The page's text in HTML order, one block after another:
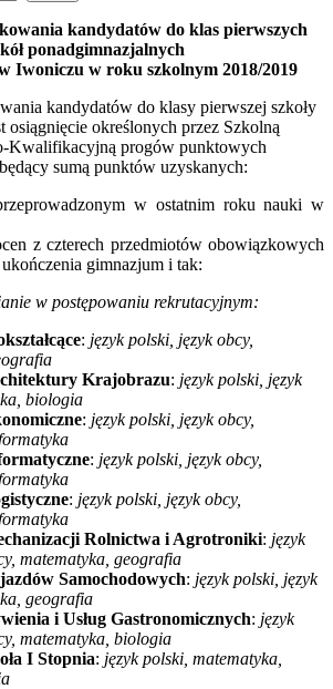
kandydatów do klas pierwszych
ponadgimnazjalnych
Iwoniczu w roku szkolnym 2018/2019
kandydatów do klasy pierwszej szkoły
osiągnięcie określonych przez Szkolną
Kwalifikacyjną progów punktowych
sumą punktów uzyskanych:
w ostatnim roku nauki w
z czterech przedmiotów obowiązkowych
gimnazjum i tak:
w postępowaniu rekrutacyjnym:
: język polski, język obcy,
Krajobrazu: język polski, język
biologia
: język polski, język obcy,
: język polski, język obcy,
: język polski, język obcy,
Rolnictwa i Agrotroniki: język
matematyka, geografia
Samochodowych: język polski, język
geografia
i Usług Gastronomicznych: język
matematyka, biologia
I Stopnia: język polski, matematyka,